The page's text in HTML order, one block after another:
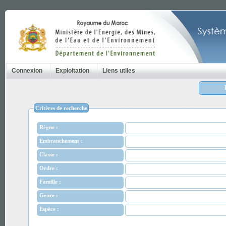
Connexion Exploitation Liens utiles
Critères de recherche
Règne :
Embranchement :
Classe :
Ordre :
Famille :
Genre :
Espèce :